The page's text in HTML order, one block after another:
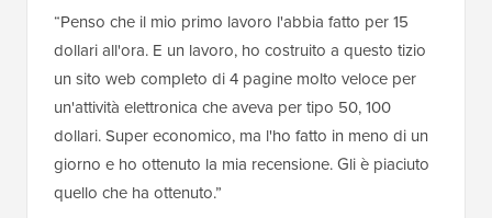
“Penso che il mio primo lavoro l'abbia fatto per 15
dollari all'ora. E un lavoro, ho costruito a questo tizio
un sito web completo di 4 pagine molto veloce per
un'attività elettronica che aveva per tipo 50, 100
dollari. Super economico, ma l'ho fatto in meno di un
giorno e ho ottenuto la mia recensione. Gli è piaciuto
quello che ha ottenuto.”